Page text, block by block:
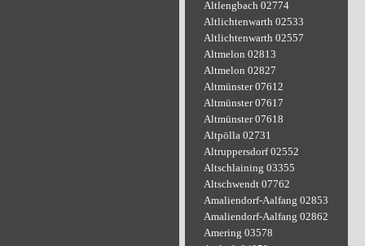
Altlengbach 02774
Altlichtenwarth 02533
Altlichtenwarth 02557
Altmelon 02813
Altmelon 02827
Altmünster 07612
Altmünster 07617
Altmünster 07618
Altpölla 02731
Altruppersdorf 02552
Altschlaining 03355
Altschwendt 07762
Amaliendorf-Aalfang 02853
Amaliendorf-Aalfang 02862
Amering 03578